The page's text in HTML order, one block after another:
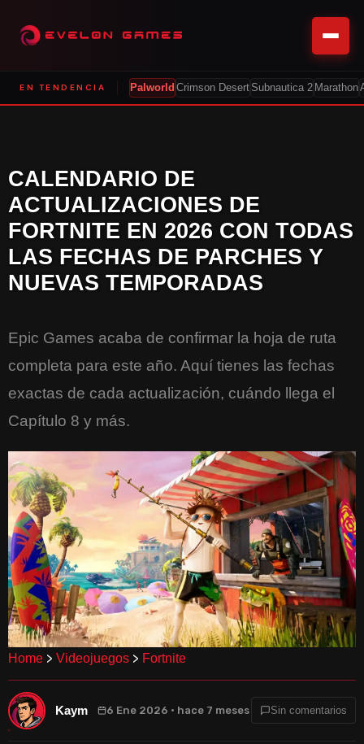
EN TENDENCIA Palworld Crimson Desert Subnautica 2 Marathon
CALENDARIO DE
ACTUALIZACIONES DE
FORTNITE EN 2026 CON TODAS
LAS FECHAS DE PARCHES Y
NUEVAS TEMPORADAS
Epic Games acaba de confirmar la hoja de ruta
completa para este año. Aquí tienes las fechas
exactas de cada actualización, cuándo llega el
Capítulo 8 y más.
Home > Videojuegos > Fortnite
Kaym 6 Ene 2026 · hace 7 meses Sin comentarios